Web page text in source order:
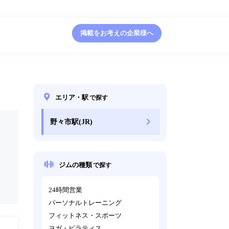
掲載をお考えの企業様へ
エリア・駅で探す
野々市駅(JR)
ジムの種類で探す
24時間営業
パーソナルトレーニング
フィットネス・スポーツ